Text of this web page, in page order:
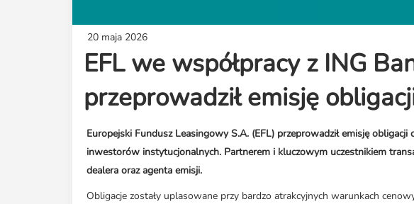
20 maja 2026
EFL we współpracy z ING
przeprowadził emisję
Europejski Fundusz Leasingowy S.A. (EFL) przeprowadził emisję
inwestorów instytucjonalnych. Partnerem i kluczowym uczestnikiem
dealera oraz agenta emisji.
Obligacje zostały uplasowane przy bardzo atrakcyjnych warunkach